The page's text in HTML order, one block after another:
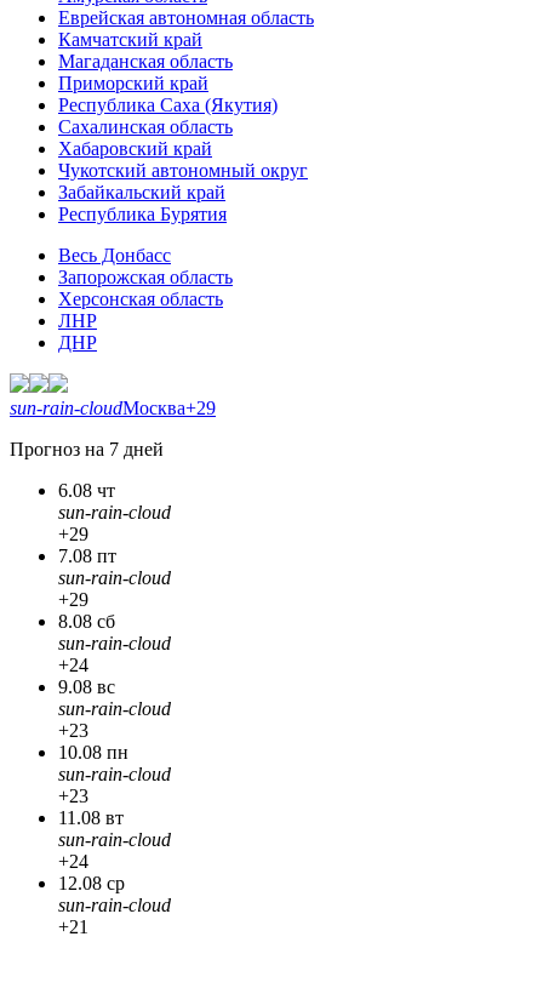
Еврейская автономная область
Камчатский край
Магаданская область
Приморский край
Республика Саха (Якутия)
Сахалинская область
Хабаровский край
Чукотский автономный округ
Забайкальский край
Республика Бурятия
Весь Донбасс
Запорожская область
Херсонская область
ЛНР
ДНР
sun-rain-cloudМосква+29
Прогноз на 7 дней
6.08 чт
sun-rain-cloud
+29
7.08 пт
sun-rain-cloud
+29
8.08 сб
sun-rain-cloud
+24
9.08 вс
sun-rain-cloud
+23
10.08 пн
sun-rain-cloud
+23
11.08 вт
sun-rain-cloud
+24
12.08 ср
sun-rain-cloud
+21